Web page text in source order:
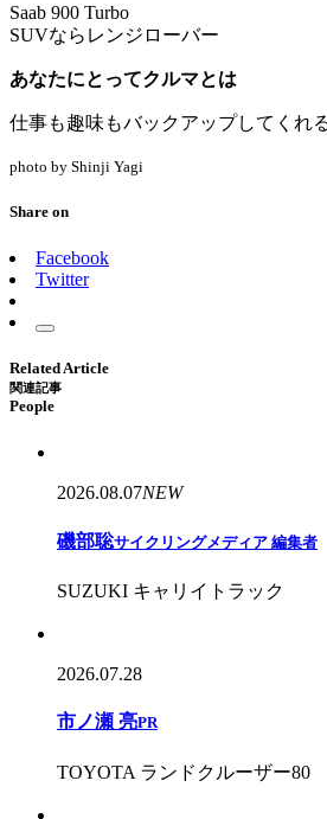
Saab 900 Turbo
SUVならレンジローバー
あなたにとってクルマとは
仕事も趣味もバックアップしてくれ
photo by Shinji Yagi
Share on
Facebook
Twitter
Related Article
関連記事
People
2026.08.07NEW
磯部聡サイクリングメディア 編集者
SUZUKI キャリイトラック
2026.07.28
市ノ瀬 亮PR
TOYOTA ランドクルーザー80